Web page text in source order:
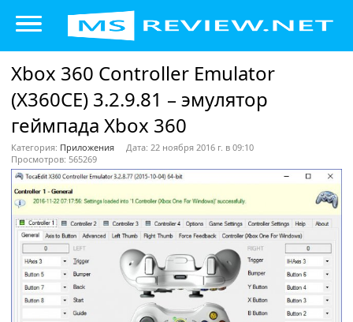
Xbox 360 Controller Emulator
(X360CE) 3.2.9.81 – эмулятор
геймпада Xbox 360
Категория: Приложения
Дата: 22 ноября 2016 г. в 09:10
Просмотров: 565269